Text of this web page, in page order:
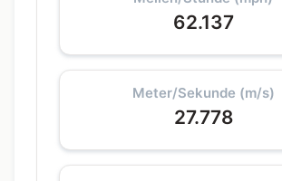
62.137
Meter/Sekunde (m/s)
27.778